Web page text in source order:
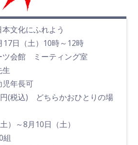
文化にふれよう
17日（土）10時～12時
ツ会館 ミーティング室
生
児年長可
(税込) どちらかおひとりの場
）～8月10日（土）
組